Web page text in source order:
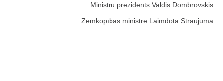
Ministru prezidents Valdis Dombrovskis
Zemkopības ministre Laimdota Straujuma